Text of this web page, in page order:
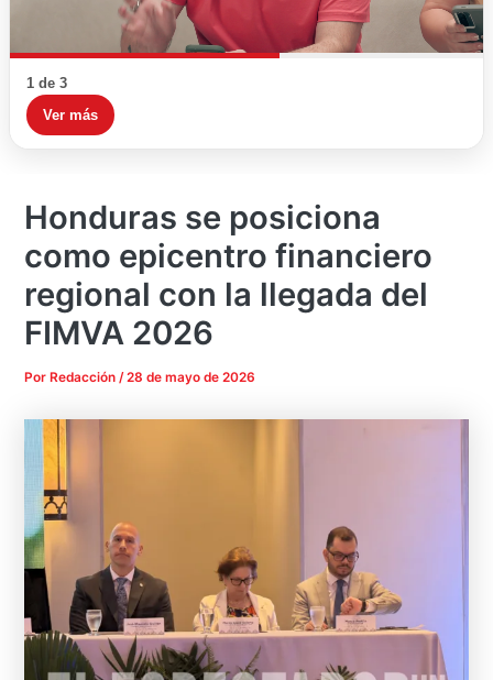
1 de 3
Ver más
Honduras se posiciona
como epicentro financiero
regional con la llegada del
FIMVA 2026
PorRedacción /28 de mayo de 2026